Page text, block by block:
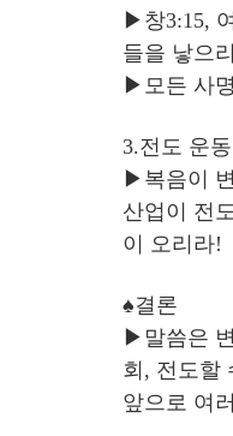
▶창3:15,
들을 낳으
▶모든 사
3.전도 운
▶복음이
산업이 전
이 오리라!
♠결론
▶말씀은
회, 전도할
앞으로 여